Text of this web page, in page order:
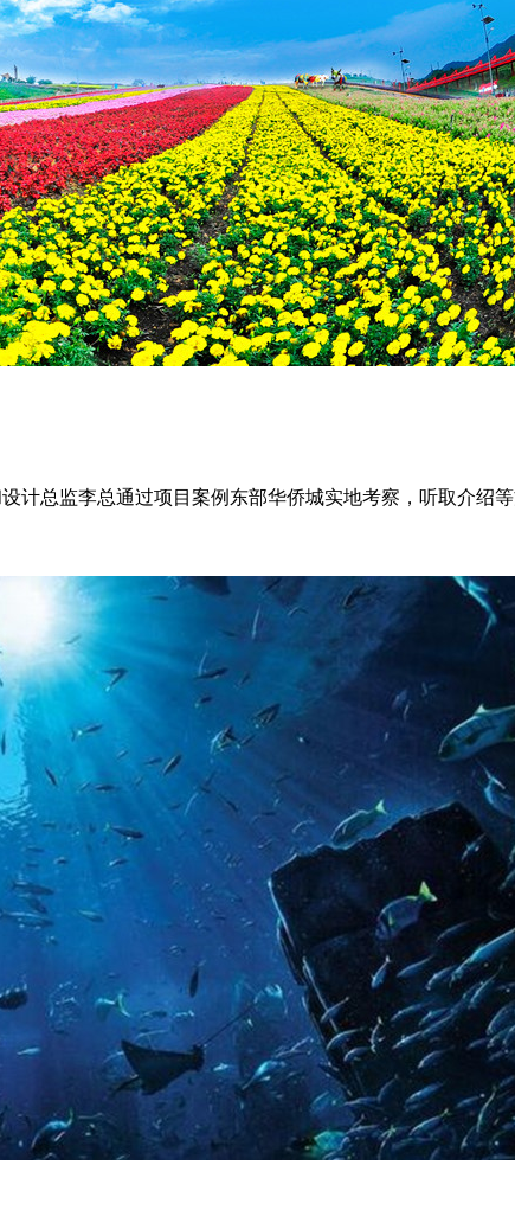
总监李总通过项目案例东部华侨城实地考察，听取介绍